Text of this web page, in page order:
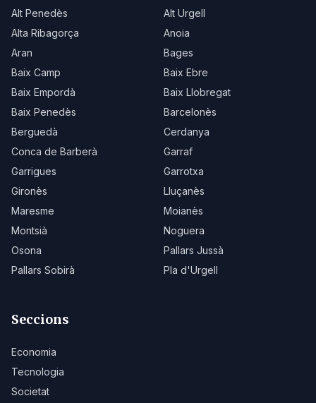
Alt Penedès
Alt Urgell
Alta Ribagorça
Anoia
Aran
Bages
Baix Camp
Baix Ebre
Baix Empordà
Baix Llobregat
Baix Penedès
Barcelonès
Berguedà
Cerdanya
Conca de Barberà
Garraf
Garrigues
Garrotxa
Gironès
Lluçanès
Maresme
Moianès
Montsià
Noguera
Osona
Pallars Jussà
Pallars Sobirà
Pla d'Urgell
Seccions
Economia
Tecnologia
Societat